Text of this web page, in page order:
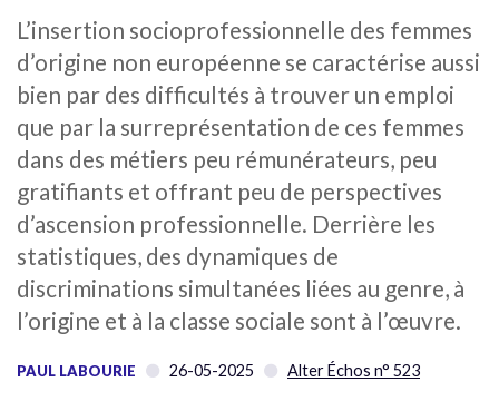
L’insertion socioprofessionnelle des femmes
d’origine non européenne se caractérise aussi
bien par des difficultés à trouver un emploi
que par la surreprésentation de ces femmes
dans des métiers peu rémunérateurs, peu
gratifiants et offrant peu de perspectives
d’ascension professionnelle. Derrière les
statistiques, des dynamiques de
discriminations simultanées liées au genre, à
l’origine et à la classe sociale sont à l’œuvre.
PAUL LABOURIE 26-05-2025 Alter Échos n° 523